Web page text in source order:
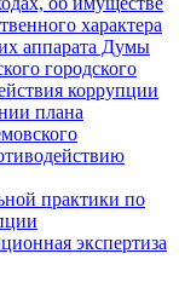
характера
аппарата Думы
городского
коррупции
плана
практики по
экспертиза